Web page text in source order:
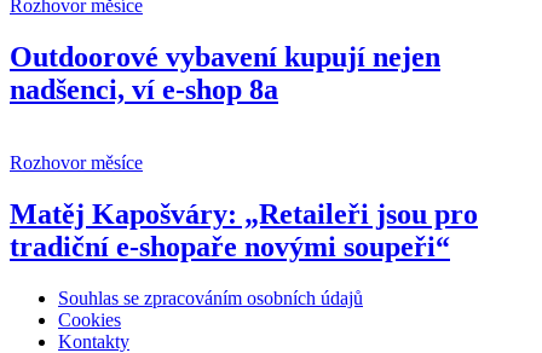
Rozhovor měsíce
Outdoorové vybavení kupují nejen
nadšenci, ví e-shop 8a
Rozhovor měsíce
Matěj Kapošváry: „Retaileři jsou pro
tradiční e-shopaře novými soupeři“
Souhlas se zpracováním osobních údajů
Cookies
Kontakty